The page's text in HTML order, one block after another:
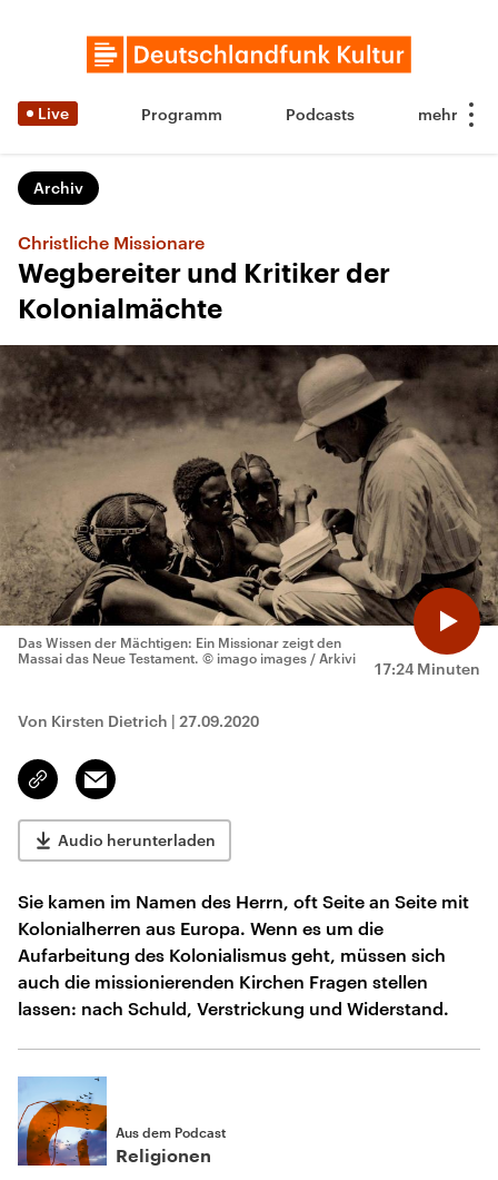
Live Programm Podcasts
Archiv
Christliche Missionare
Wegbereiter und Kritiker der
Kolonialmächte
17:24 Minuten
Das Wissen der Mächtigen: Ein Missionar zeigt den
Massai das Neue Testament. © imago images / Arkivi
Von Kirsten Dietrich | 27.09.2020
Link
kopieren/teilen
Email
Audio herunterladen
Sie kamen im Namen des Herrn, oft Seite an Seite mit
Kolonialherren aus Europa. Wenn es um die
Aufarbeitung des Kolonialismus geht, müssen sich
auch die missionierenden Kirchen Fragen stellen
lassen: nach Schuld, Verstrickung und Widerstand.
Aus dem Podcast
Religionen